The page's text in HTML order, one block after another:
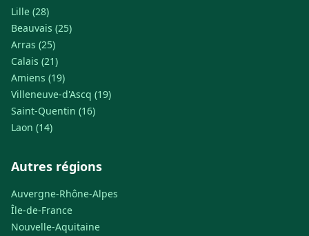
Lille (28)
Beauvais (25)
Arras (25)
Calais (21)
Amiens (19)
Villeneuve-d'Ascq (19)
Saint-Quentin (16)
Laon (14)
Autres régions
Auvergne-Rhône-Alpes
Île-de-France
Nouvelle-Aquitaine